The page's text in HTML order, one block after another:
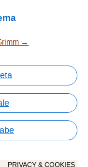
→
PRIVACY & COOKIES